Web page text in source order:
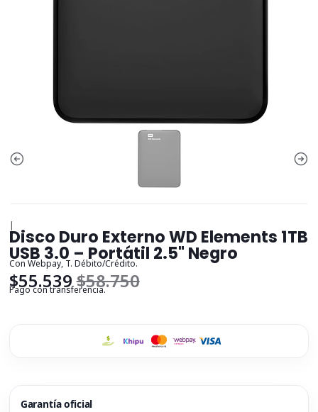
|
Disco Duro Externo WD Elements 1TB
USB 3.0 – Portátil 2.5" Negro
Con Webpay, T. Débito/Crédito.
$55.539$58.750
Pago con transferencia.
Garantía oficial